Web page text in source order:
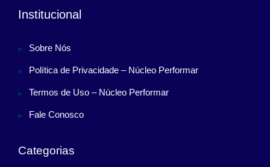
Institucional
Sobre Nós
Política de Privacidade – Núcleo Performar
Termos de Uso – Núcleo Performar
Fale Conosco
Categorias